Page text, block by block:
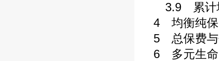
3.9 累计
4 均衡纯保
5 总保费与
6 多元生命